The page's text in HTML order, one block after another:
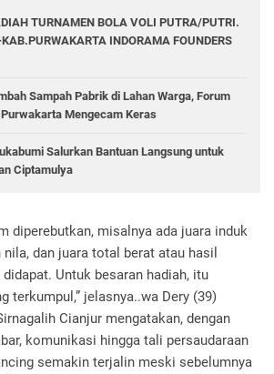
TURNAMEN BOLA VOLI PUTRA/PUTRI.
INDORAMA FOUNDERS
Sampah Pabrik di Lahan Warga, Forum
Mengecam Keras
Salurkan Bantuan Langsung untuk
Ciptamulya
diperebutkan, misalnya ada juara induk
dan juara total berat atau hasil
Untuk besaran hadiah, itu
terkumpul,” jelasnya..wa Dery (39)
Cianjur mengatakan, dengan
komunikasi hingga tali persaudaraan
semakin terjalin meski sebelumnya